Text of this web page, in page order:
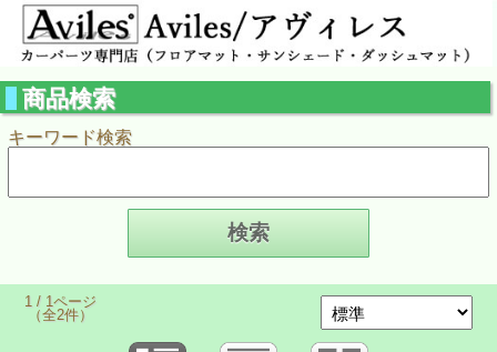
商品検索
キーワード検索
1 / 1ページ
（全2件）